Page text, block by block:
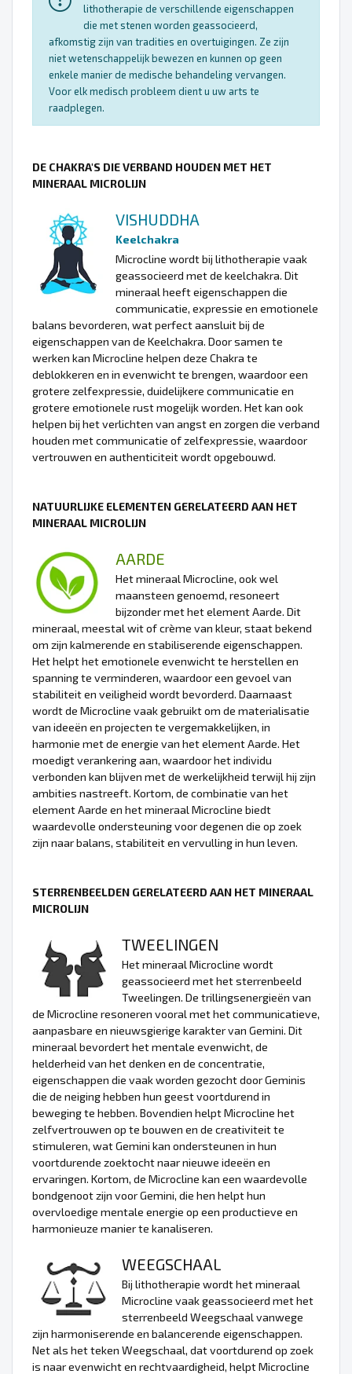
lithotherapie de verschillende eigenschappen
die met stenen worden geassocieerd,
afkomstig zijn van tradities en overtuigingen. Ze zijn
niet wetenschappelijk bewezen en kunnen op geen
enkele manier de medische behandeling vervangen.
Voor elk medisch probleem dient u uw arts te
raadplegen.
DE CHAKRA'S DIE VERBAND HOUDEN MET HET
MINERAAL MICROLIJN
VISHUDDHA
Keelchakra
Microcline wordt bij lithotherapie vaak
geassocieerd met de keelchakra. Dit
mineraal heeft eigenschappen die
communicatie, expressie en emotionele
balans bevorderen, wat perfect aansluit bij de
eigenschappen van de Keelchakra. Door samen te
werken kan Microcline helpen deze Chakra te
deblokkeren en in evenwicht te brengen, waardoor een
grotere zelfexpressie, duidelijkere communicatie en
grotere emotionele rust mogelijk worden. Het kan ook
helpen bij het verlichten van angst en zorgen die verband
houden met communicatie of zelfexpressie, waardoor
vertrouwen en authenticiteit wordt opgebouwd.
NATUURLIJKE ELEMENTEN GERELATEERD AAN HET
MINERAAL MICROLIJN
AARDE
Het mineraal Microcline, ook wel
maansteen genoemd, resoneert
bijzonder met het element Aarde. Dit
mineraal, meestal wit of crème van kleur, staat bekend
om zijn kalmerende en stabiliserende eigenschappen.
Het helpt het emotionele evenwicht te herstellen en
spanning te verminderen, waardoor een gevoel van
stabiliteit en veiligheid wordt bevorderd. Daarnaast
wordt de Microcline vaak gebruikt om de materialisatie
van ideeën en projecten te vergemakkelijken, in
harmonie met de energie van het element Aarde. Het
moedigt verankering aan, waardoor het individu
verbonden kan blijven met de werkelijkheid terwijl hij zijn
ambities nastreeft. Kortom, de combinatie van het
element Aarde en het mineraal Microcline biedt
waardevolle ondersteuning voor degenen die op zoek
zijn naar balans, stabiliteit en vervulling in hun leven.
STERRENBEELDEN GERELATEERD AAN HET MINERAAL
MICROLIJN
TWEELINGEN
Het mineraal Microcline wordt
geassocieerd met het sterrenbeeld
Tweelingen. De trillingsenergieën van
de Microcline resoneren vooral met het communicatieve,
aanpasbare en nieuwsgierige karakter van Gemini. Dit
mineraal bevordert het mentale evenwicht, de
helderheid van het denken en de concentratie,
eigenschappen die vaak worden gezocht door Geminis
die de neiging hebben hun geest voortdurend in
beweging te hebben. Bovendien helpt Microcline het
zelfvertrouwen op te bouwen en de creativiteit te
stimuleren, wat Gemini kan ondersteunen in hun
voortdurende zoektocht naar nieuwe ideeën en
ervaringen. Kortom, de Microcline kan een waardevolle
bondgenoot zijn voor Gemini, die hen helpt hun
overvloedige mentale energie op een productieve en
harmonieuze manier te kanaliseren.
WEEGSCHAAL
Bij lithotherapie wordt het mineraal
Microcline vaak geassocieerd met het
sterrenbeeld Weegschaal vanwege
zijn harmoniserende en balancerende eigenschappen.
Net als het teken Weegschaal, dat voortdurend op zoek
is naar evenwicht en rechtvaardigheid, helpt Microcline